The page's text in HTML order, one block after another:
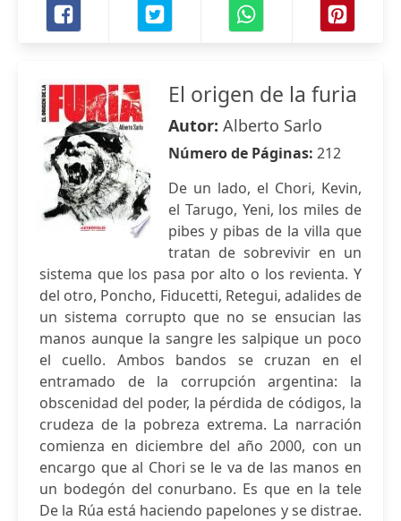
El origen de la furia
Autor: Alberto Sarlo
Número de Páginas: 212
De un lado, el Chori, Kevin,
el Tarugo, Yeni, los miles de
pibes y pibas de la villa que
tratan de sobrevivir en un
sistema que los pasa por alto o los revienta. Y
del otro, Poncho, Fiducetti, Retegui, adalides de
un sistema corrupto que no se ensucian las
manos aunque la sangre les salpique un poco
el cuello. Ambos bandos se cruzan en el
entramado de la corrupción argentina: la
obscenidad del poder, la pérdida de códigos, la
crudeza de la pobreza extrema. La narración
comienza en diciembre del año 2000, con un
encargo que al Chori se le va de las manos en
un bodegón del conurbano. Es que en la tele
De la Rúa está haciendo papelones y se distrae.